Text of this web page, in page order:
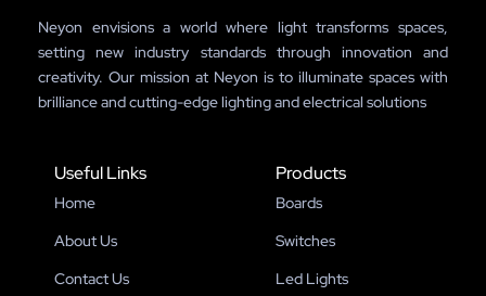
Neyon envisions a world where light transforms spaces,
setting new industry standards through innovation and
creativity. Our mission at Neyon is to illuminate spaces with
brilliance and cutting-edge lighting and electrical solutions
Useful Links
Home
About Us
Contact Us
Products
Boards
Switches
Led Lights